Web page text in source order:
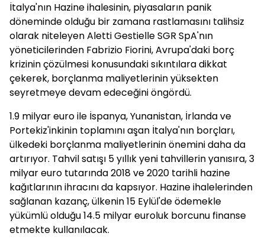
İtalya'nın Hazine ihalesinin, piyasaların panik
döneminde olduğu bir zamana rastlamasını talihsiz
olarak niteleyen Aletti Gestielle SGR SpA'nın
yöneticilerinden Fabrizio Fiorini, Avrupa'daki borç
krizinin çözülmesi konusundaki sıkıntılara dikkat
çekerek, borçlanma maliyetlerinin yüksekten
seyretmeye devam edeceğini öngördü.
1.9 milyar euro ile İspanya, Yunanistan, İrlanda ve
Portekiz'inkinin toplamını aşan İtalya'nın borçları,
ülkedeki borçlanma maliyetlerinin önemini daha da
artırıyor. Tahvil satışı 5 yıllık yeni tahvillerin yanısıra, 3
milyar euro tutarında 2018 ve 2020 tarihli hazine
kağıtlarının ihracını da kapsıyor. Hazine ihalelerinden
sağlanan kazanç, ülkenin 15 Eylül'de ödemekle
yükümlü olduğu 14.5 milyar euroluk borcunu finanse
etmekte kullanılacak.